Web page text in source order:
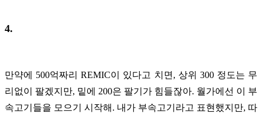
4.
만약에 500억짜리 REMIC이 있다고 치면, 상위 300 정도는 무
리없이 팔겠지만, 밑에 200은 팔기가 힘들잖아. 월가에선 이 부
속고기들을 모으기 시작해. 내가 부속고기라고 표현했지만, 따